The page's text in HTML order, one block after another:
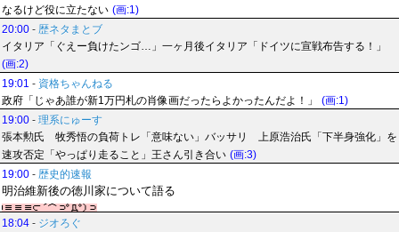
なるけど役に立たない (画:1)
20:00 - 歴ネタまとブ
イタリア「ぐえー負けたンゴ…」一ヶ月後イタリア「ドイツに宣戦布告する！」
(画:2)
19:01 - 資格ちゃんねる
政府「じゃあ誰が新1万円札の肖像画だったらよかったんだよ！」
(画:1)
19:00 - 理系にゅーす
張本勲氏 牧秀悟の負荷トレ「意味ない」バッサリ 上原浩治氏「下半身強化」を
速攻否定「やっぱり走ること」王さん引き合い (画:3)
19:00 - 歴史的速報
明治維新後の徳川家について語る
18:04 - ジオろぐ